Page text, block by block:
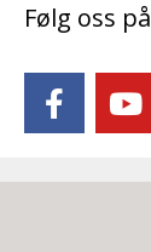
Følg oss på